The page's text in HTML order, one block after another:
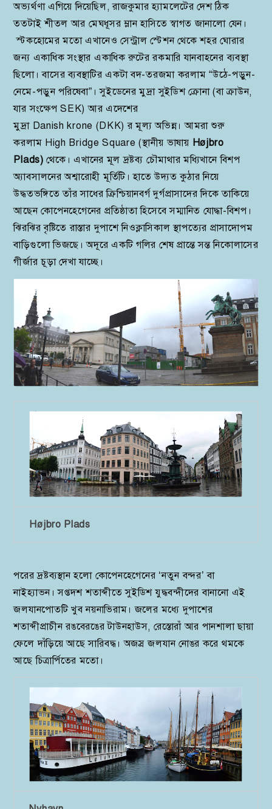
অভ্যর্থণা এগিয়ে দিয়েছিল, রাজকুমার হ্যামলেটের দেশ ঠিক
ততটাই শীতল আর মেঘধূসর ম্লান হাসিতে স্বাগত জানালো যেন।
স্টকহোমের মতো এখানেও সেন্ট্রাল স্টেশন থেকে শহর ঘোরার
জন্য একাধিক সংস্থার একাধিক রুটের রকমারি যানবাহনের ব্যবস্থা
ছিলো। বাসের ব্যবস্থাটির একটা বদ-তরজমা করলাম “উঠে-পড়ুন-
নেমে-পড়ুন পরিষেবা”। সুইডেনের মুদ্রা সুইডিশ ক্রোনা (বা ক্রাউন,
যার সংক্ষেপ SEK) আর এদেশের
মুদ্রা Danish krone (DKK) র মূল্য অভিন্ন। আমরা শুরু
করলাম High Bridge Square (স্থানীয় ভাষায় Højbro
Plads)থেকে। এখানের মূল দ্রষ্টব্য চৌমাথার মধ্যিখানে বিশপ
অ্যাবসালনের অশ্বারোহী মূর্তিটি। হাতে উদ্যত কুঠার নিয়ে
উদ্ধতভঙ্গিতে তাঁর সাধের ক্রিশ্চিয়ানবর্গ দুর্গপ্রাসাদের দিকে তাকিয়ে
আছেন কোপেনহেগেনের প্রতিষ্ঠাতা হিসেবে সম্মানিত যোদ্ধা-বিশপ।
ঝিরঝির বৃষ্টিতে রাস্তার দুপাশে নিওক্লাসিকাল স্থাপত্যের প্রাসাদোপম
বাড়িগুলো ভিজছে। অদূরে একটি গলির শেষ প্রান্তে সন্ত নিকোলাসের
গীর্জার চূড়া দেখা যাচ্ছে।
Højbro Plads
পরের দ্রষ্টব্যস্থান হলো কোপেনহেগেনের ‘নতুন বন্দর’ বা
নাইহ্যাভন। সপ্তদশ শতাব্দীতে সুইডিশ যুদ্ধবন্দীদের বানানো এই
জলযানপোতটি খুব নয়নাভিরাম। জলের মধ্যে দুপাশের
শতাব্দীপ্রাচীন রঙবেরঙের টাউনহাউস, রেস্তোরাঁ আর পানশালা ছায়া
ফেলে দাঁড়িয়ে আছে সারিবদ্ধ। অজস্র জলযান নোঙর করে থমকে
আছে চিত্রার্পিতের মতো।